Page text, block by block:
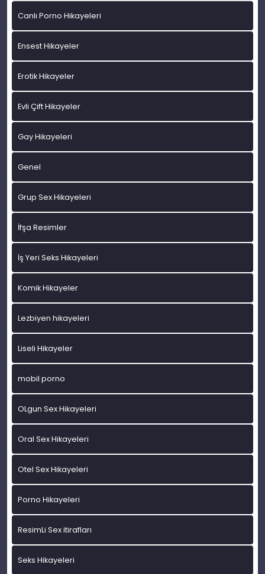
Canlı Porno Hikayeleri
Ensest Hikayeler
Erotik Hikayeler
Evli Çift Hikayeler
Gay Hikayeleri
Genel
Grup Sex Hikayeleri
İfşa Resimler
İş Yeri Seks Hikayeleri
Komik Hikayeler
Lezbiyen hikayeleri
Liseli Hikayeler
mobil porno
OLgun Sex Hikayeleri
Oral Sex Hikayeleri
Otel Sex Hikayeleri
Porno Hikayeleri
ResimLi Sex itirafları
Seks Hikayeleri